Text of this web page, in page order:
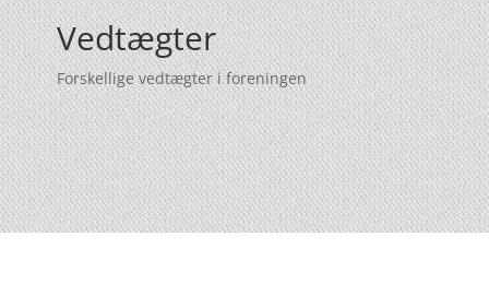
Vedtægter
Forskellige vedtægter i foreningen